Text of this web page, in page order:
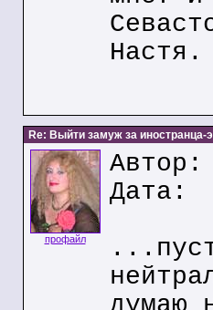
Настя.
Re: Выйти замуж за иностранца-
профайл
Автор:
Дата: